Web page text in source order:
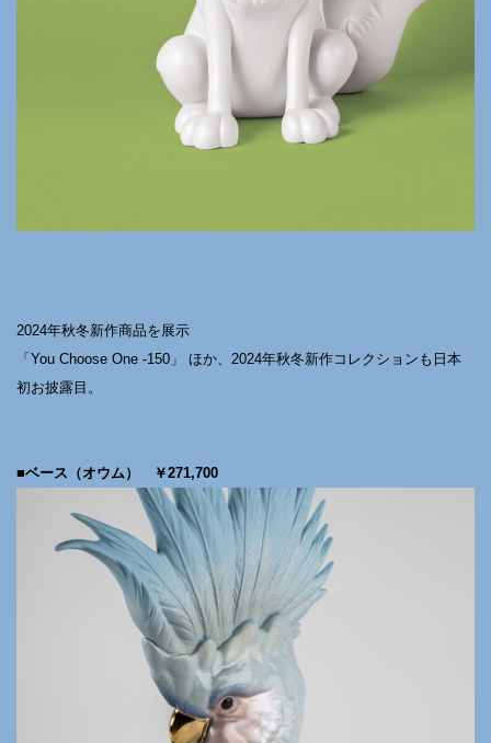
2024年秋冬新作商品を展示
「You Choose One -150」 ほか、2024年秋冬新作コレクションも日本
初お披露目。
■ベース（オウム） ￥271,700